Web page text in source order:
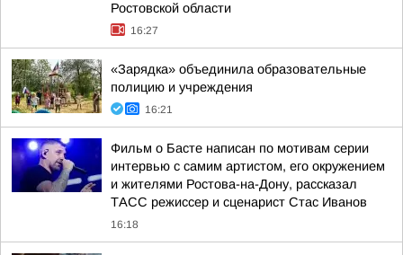
Ростовской области
16:27
«Зарядка» объединила образовательные
полицию и учреждения
16:21
Фильм о Басте написан по мотивам серии
интервью с самим артистом, его окружением
и жителями Ростова-на-Дону, рассказал
ТАСС режиссер и сценарист Стас Иванов
16:18